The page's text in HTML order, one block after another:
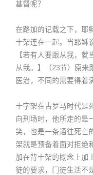
基督呢？
在路加的记载之下，耶
十架连在一起。当耶稣
【若有人要跟从我，
从我。】（23节）原来
医治，不同的需要得着
十字架在古罗马时代是
向刑场时，他所走的是
笑，也是一条通往死亡
架就是预备着面对拒绝
加在背十架的概念上加
徒的要求，门徒生活不